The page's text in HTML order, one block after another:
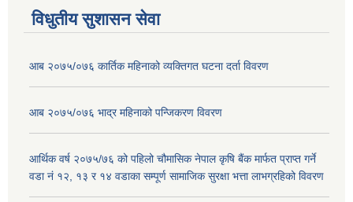
विधुतीय सुशासन सेवा
आब २०७५/०७६ कार्तिक महिनाको व्यक्तिगत घटना दर्ता विवरण
आब २०७५/०७६ भाद्र महिनाको पन्जिकरण विवरण
आर्थिक वर्ष २०७५/७६ को पहिलो चौमासिक नेपाल कृषि बैंक मार्फत प्राप्त गर्ने
वडा नं १२, १३ र १४ वडाका सम्पूर्ण सामाजिक सुरक्षा भत्ता लाभग्रहिको विवरण